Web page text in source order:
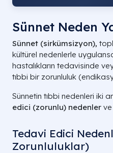
Sünnet Neden
Sünnet (sirkümsizyon),
kültürel nedenlerle
hastalıkların tedavisinde
tıbbi bir zorunluluk
Sünnetin tıbbi nedenleri iki
edici (zorunlu) nedenler ve
Tedavi Edici
Zorunluluklar)